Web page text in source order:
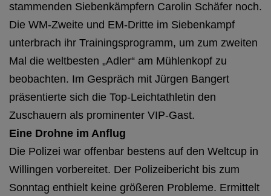
stammenden Siebenkämpfern Carolin Schäfer noch.
Die WM-Zweite und EM-Dritte im Siebenkampf
unterbrach ihr Trainingsprogramm, um zum zweiten
Mal die weltbesten „Adler“ am Mühlenkopf zu
beobachten. Im Gespräch mit Jürgen Bangert
präsentierte sich die Top-Leichtathletin den
Zuschauern als prominenter VIP-Gast.
Eine Drohne im Anflug
Die Polizei war offenbar bestens auf den Weltcup in
Willingen vorbereitet. Der Polizeibericht bis zum
Sonntag enthielt keine größeren Probleme. Ermittelt